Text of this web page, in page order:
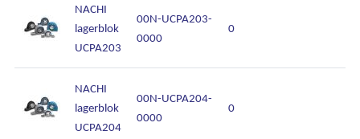
NACHI
lagerblok
UCPA203
00N-UCPA203-
0000
0
NACHI
lagerblok
UCPA204
00N-UCPA204-
0000
0